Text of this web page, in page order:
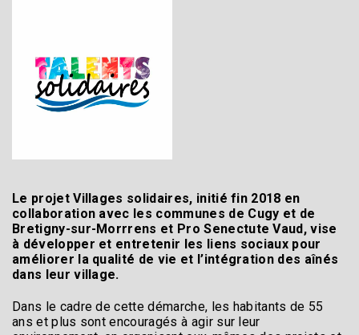
Le projet Villages solidaires, initié fin 2018 en
collaboration avec les communes de Cugy et de
Bretigny-sur-Morrrens et Pro Senectute Vaud, vise
à développer et entretenir les liens sociaux pour
améliorer la qualité de vie et l’intégration des aînés
dans leur village.
Dans le cadre de cette démarche, les habitants de 55
ans et plus sont encouragés à agir sur leur